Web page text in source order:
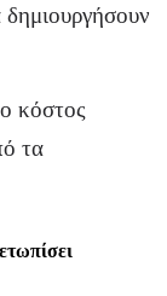
κόστος
τα